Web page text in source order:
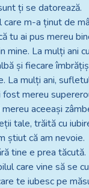
ți se datorează.
care m-a ținut de
tu ai pus mereu
mine. La mulți ani
și fiecare
La mulți ani,
mereu
aceeași
tale, trăită cu
știut că am nevoie.
tine e prea tăcută.
care vine să se
te iubesc pe